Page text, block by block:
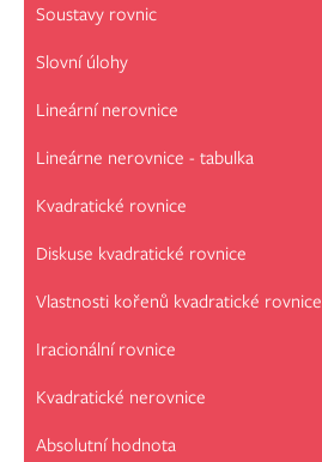
Soustavy rovnic
Slovní úlohy
Lineární nerovnice
Lineárne nerovnice - tabulka
Kvadratické rovnice
Diskuse kvadratické rovnice
Vlastnosti kořenů kvadratické rovnice
Iracionální rovnice
Kvadratické nerovnice
Absolutní hodnota